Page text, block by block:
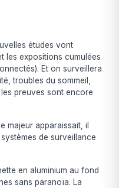
études vont
les expositions cumulées
Et on surveillera
troubles du sommeil,
preuves sont encore
majeur apparaissait, il
de surveillance
en aluminium au fond
sans paranoïa. La